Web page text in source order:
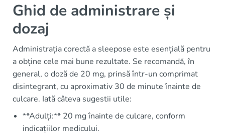
Ghid de administrare și
dozaj
Administrația corectă a sleepose este esențială pentru
a obține cele mai bune rezultate. Se recomandă, în
general, o doză de 20 mg, prinsă într-un comprimat
disintegrant, cu aproximativ 30 de minute înainte de
culcare. Iată câteva sugestii utile:
**Adulți:** 20 mg înainte de culcare, conform
indicațiilor medicului.